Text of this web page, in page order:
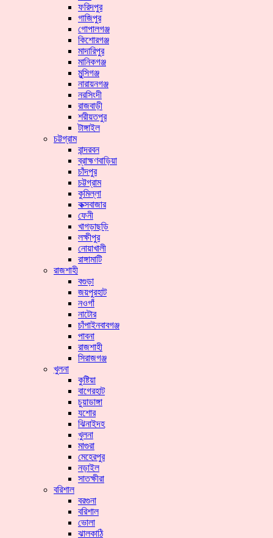
ফরিদপুর
গাজিপুর
গোপালগঞ্জ
কিশোরগঞ্জ
মাদারিপুর
মানিকগঞ্জ
মুন্সিগঞ্জ
নারায়নগঞ্জ
নরসিংদী
রাজবাড়ী
শরীয়তপুর
টাঙ্গাইল
চট্টগ্রাম
বান্দরবন
ব্রাহ্মণবাড়িয়া
চাঁদপুর
চট্টগ্রাম
কুমিল্লা
কক্সবাজার
ফেনী
খাগড়াছড়ি
লক্ষীপুর
নোয়াখালী
রাঙ্গামাটি
রাজশাহী
বগুড়া
জয়পুরহাট
নওগাঁ
নাটোর
চাঁপাইনবাবগঞ্জ
পাবনা
রাজশাহী
সিরাজগঞ্জ
খুলনা
কুষ্টিয়া
বাগেরহাট
চুয়াডাঙ্গা
যশোর
ঝিনাইদহ
খুলনা
মাগুরা
মেহেরপুর
নড়াইল
সাতক্ষীরা
বরিশাল
বরগুনা
বরিশাল
ভোলা
ঝালকাঠি